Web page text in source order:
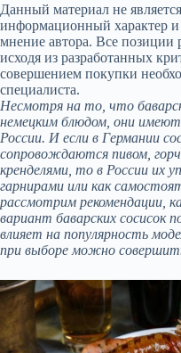
Данный материал не
информационный характер и
мнение автора. Все позиции
исходя из разработанных
совершением покупки
специалиста.
Несмотря на то, что
немецким блюдом, они
России. И если в Германии
сопровождаются пивом,
кренделями, то в России их
гарнирами или как
рассмотрим рекомендации,
вариант баварских сосисок
влияет на популярность
при выборе можно